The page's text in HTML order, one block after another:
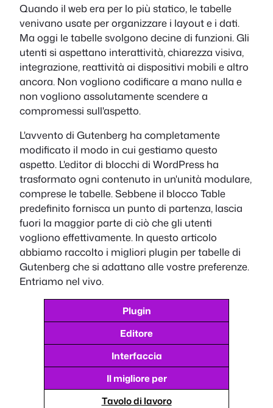
Quando il web era per lo più statico, le tabelle
venivano usate per organizzare i layout e i dati.
Ma oggi le tabelle svolgono decine di funzioni. Gli
utenti si aspettano interattività, chiarezza visiva,
integrazione, reattività ai dispositivi mobili e altro
ancora. Non vogliono codificare a mano nulla e
non vogliono assolutamente scendere a
compromessi sull'aspetto.
L'avvento di Gutenberg ha completamente
modificato il modo in cui gestiamo questo
aspetto. L'editor di blocchi di WordPress ha
trasformato ogni contenuto in un'unità modulare,
comprese le tabelle. Sebbene il blocco Table
predefinito fornisca un punto di partenza, lascia
fuori la maggior parte di ciò che gli utenti
vogliono effettivamente. In questo articolo
abbiamo raccolto i migliori plugin per tabelle di
Gutenberg che si adattano alle vostre preferenze.
Entriamo nel vivo.
Plugin
Editore
Interfaccia
Il migliore per
Tavolo di lavoro